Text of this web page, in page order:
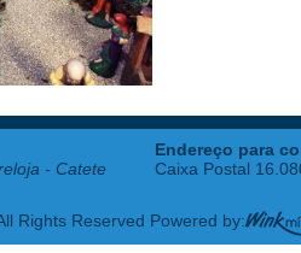
- Catete
Endereço para
Caixa Postal
Rights Reserved Powered by: